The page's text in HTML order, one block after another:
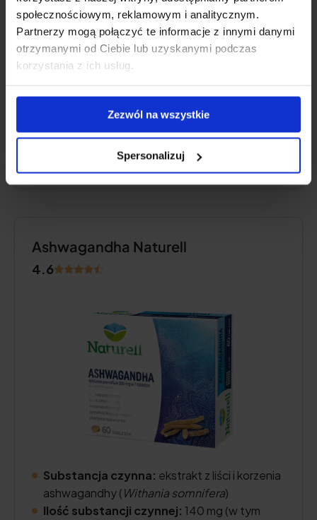
społecznościowym, reklamowym i analitycznym.
Partnerzy mogą połączyć te informacje z innymi danymi
otrzymanymi od Ciebie lub uzyskanymi podczas
korzystania z ich usług.
Zezwól na wszystkie
Spersonalizuj
Sprawdź cenę
Opis produktu
Ashwagandha Naturell
4.6
Substancja czynna: ekstrakt z liści i korzenia
ashwagandhy (Withania somnifera)
Ilość substancji czynnej: 140 mg (w tym